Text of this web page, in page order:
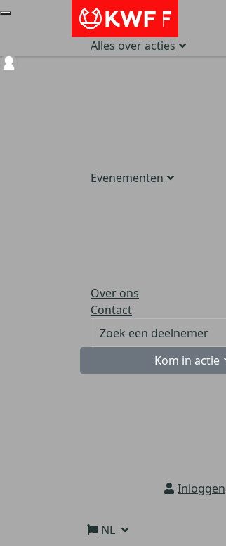
Alles over acties
Evenementen
Over ons
Contact
Kom in actie
Inloggen
NL